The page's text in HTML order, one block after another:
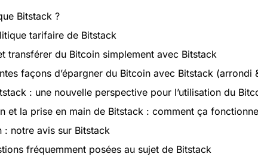
Bitstack ?
tarifaire de Bitstack
transférer du Bitcoin simplement avec Bitstack
façons d’épargner du Bitcoin avec Bitstack (arrondi
: une nouvelle perspective pour l’utilisation du
et la prise en main de Bitstack : comment ça
: notre avis sur Bitstack
fréquemment posées au sujet de Bitstack